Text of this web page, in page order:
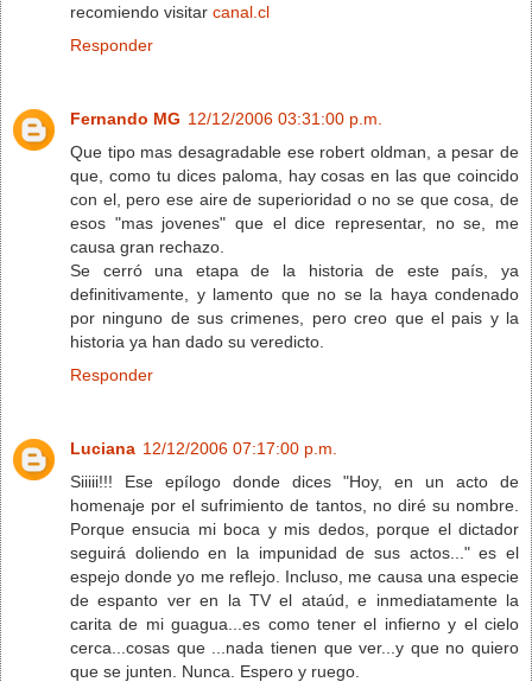
recomiendo visitar canal.cl
Responder
Fernando MG 12/12/2006 03:31:00 p.m.
Que tipo mas desagradable ese robert oldman, a pesar de
que, como tu dices paloma, hay cosas en las que coincido
con el, pero ese aire de superioridad o no se que cosa, de
esos "mas jovenes" que el dice representar, no se, me
causa gran rechazo.
Se cerró una etapa de la historia de este país, ya
definitivamente, y lamento que no se la haya condenado
por ninguno de sus crimenes, pero creo que el pais y la
historia ya han dado su veredicto.
Responder
Luciana 12/12/2006 07:17:00 p.m.
Siiiii!!! Ese epílogo donde dices "Hoy, en un acto de
homenaje por el sufrimiento de tantos, no diré su nombre.
Porque ensucia mi boca y mis dedos, porque el dictador
seguirá doliendo en la impunidad de sus actos..." es el
espejo donde yo me reflejo. Incluso, me causa una especie
de espanto ver en la TV el ataúd, e inmediatamente la
carita de mi guagua...es como tener el infierno y el cielo
cerca...cosas que ...nada tienen que ver...y que no quiero
que se junten. Nunca. Espero y ruego.